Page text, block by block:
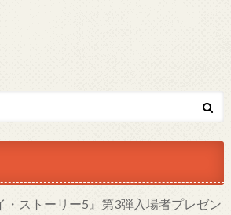
・ストーリー5』第3弾入場者プレゼン